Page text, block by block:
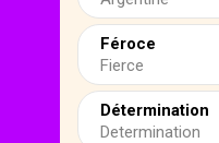
Féroce
Fierce
Détermination
Determination